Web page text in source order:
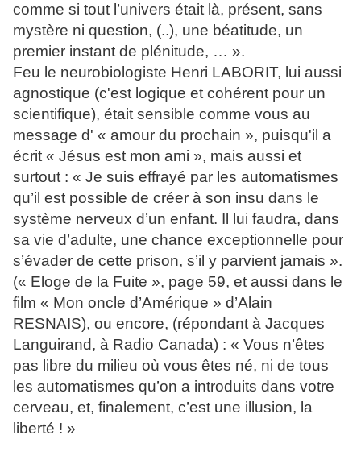
comme si tout l’univers était là, présent, sans
mystère ni question, (..), une béatitude, un
premier instant de plénitude, … ».
Feu le neurobiologiste Henri LABORIT, lui aussi
agnostique (c'est logique et cohérent pour un
scientifique), était sensible comme vous au
message d' « amour du prochain », puisqu'il a
écrit « Jésus est mon ami », mais aussi et
surtout : « Je suis effrayé par les automatismes
qu’il est possible de créer à son insu dans le
système nerveux d’un enfant. Il lui faudra, dans
sa vie d’adulte, une chance exceptionnelle pour
s’évader de cette prison, s’il y parvient jamais ».
(« Eloge de la Fuite », page 59, et aussi dans le
film « Mon oncle d’Amérique » d’Alain
RESNAIS), ou encore, (répondant à Jacques
Languirand, à Radio Canada) : « Vous n’êtes
pas libre du milieu où vous êtes né, ni de tous
les automatismes qu’on a introduits dans votre
cerveau, et, finalement, c’est une illusion, la
liberté ! »